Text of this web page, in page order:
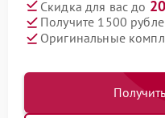
Скидка для вас до
Получите 1500
Оригинальные